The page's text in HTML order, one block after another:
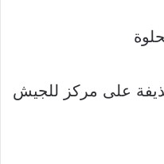
قذيفة على مركز للجيش